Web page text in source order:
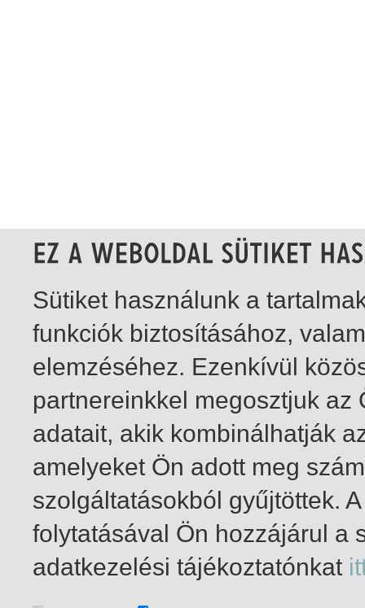
1-13 / insgesamt 13 Treffer
Sütiket használunk a
funkciók biztosításához,
elemzéséhez. Ezenkívül
partnereinkkel megosztjuk
adatait, akik kombinálhatják
amelyeket Ön adott meg
szolgáltatásokból gyűjtöttek.
folytatásával Ön hozzájárul a
adatkezelési tájékoztatónkat